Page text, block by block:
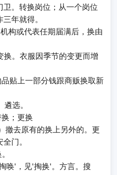
。转换岗位；从一个岗位
年就得。
构或代表任期届满后，换由
。衣服因季节的变更而增
贴上一部分钱跟商贩换取新
选。
；更换
撤去原有的换上另外的。更
门。
唤'，见'掏换'。方言。搜